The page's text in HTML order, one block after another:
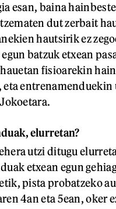
esan, baina
dut zerbait
hautsirik ez
batzuk etxean
fisioarekin
eta entrenamenduekin
elurretan?
utzi ditugu
etxean egun
pista probatzeko
4an eta 5ean, oker